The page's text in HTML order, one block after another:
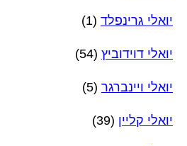
יואלי גרינפלד (1)
יואלי דוידוביץ (54)
יואלי ויינברגר (5)
יואלי קליין (39)